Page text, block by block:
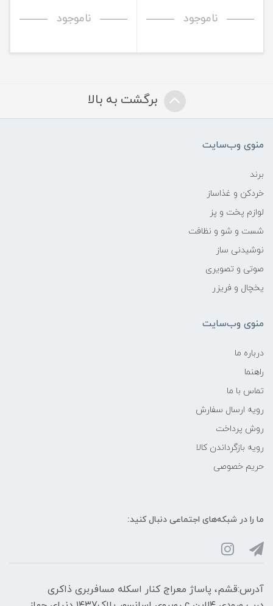
ناموجود ناموجود
برگشت به بالا
منوی وب‌سایت
برند
خردکن و غذاساز
لوازم پخت و پز
شست و شو و نظافت
نوشیدنی ساز
صوتی و تصویری
یخچال و فریزر
منوی وب‌سایت
درباره ما
راهنما
تماس با ما
رویه ارسال سفارش
روش پرداخت
رویه‌ بازگرداندن کالا
حریم خصوصی
ما را در شبکه‌های اجتماعی دنبال کنید:
آدرس:قشم، پاساژ معراج کنار اسکله مسافربری ذاکری